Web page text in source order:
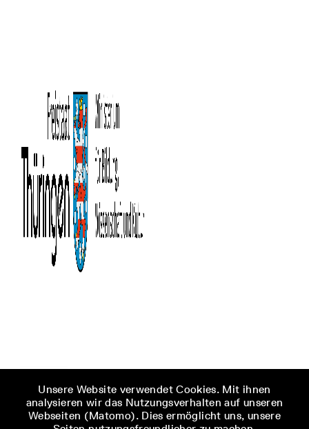
Unsere Website verwendet Cookies. Mit ihnen
analysieren wir das Nutzungsverhalten auf unseren
Webseiten (Matomo). Dies ermöglicht uns, unsere